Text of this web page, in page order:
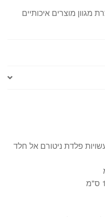
מגוון מוצרים איכותיים
פלדת ניטורם אל חלד